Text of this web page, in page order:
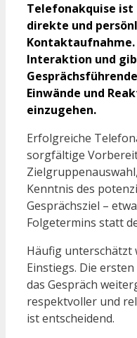
Telefonakquise ist
direkte und
Interaktion und
Einwände und
einzugehen.
Erfolgreiche
sorgfältige
Kenntnis des
Gesprächsziel –
Folgetermins statt
Häufig unterschätzt
Einstiegs. Die
das Gespräch
respektvoller und
ist entscheidend.